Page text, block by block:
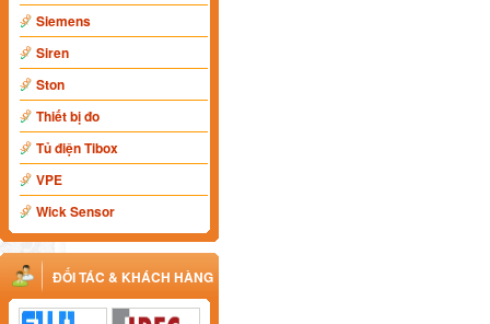
Siemens
Siren
Ston
Thiết bị đo
Tủ điện Tibox
VPE
Wick Sensor
ĐỐI TÁC & KHÁCH HÀNG